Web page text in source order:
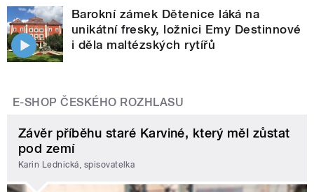
Barokní zámek Dětenice láká na
unikátní fresky, ložnici Emy Destinnové
i děla maltézských rytířů
E-SHOP ČESKÉHO ROZHLASU
Závěr příběhu staré Karviné, který měl zůstat
pod zemí
Karin Lednická, spisovatelka